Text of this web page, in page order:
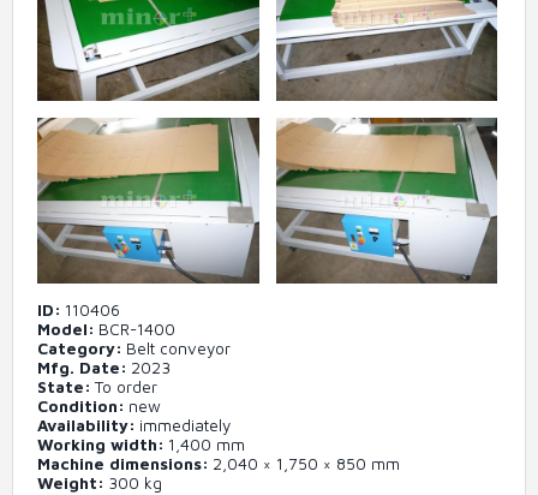
ID
110406
Model
BCR-1400
Category
Belt conveyor
Mfg. Date
2023
State
To order
Condition
new
Availability
immediately
Working width
1,400 mm
Machine dimensions
2,040 × 1,750 × 850 mm
Weight
300 kg